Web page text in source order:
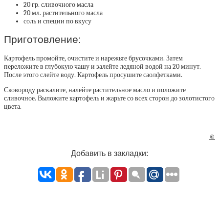
20 гр. сливочного масла
20 мл. растительного масла
соль и специи по вкусу
Приготовление:
Картофель промойте, очистите и нарежьте брусочками. Затем
переложите в глубокую чашу и залейте ледяной водой на 20 минут.
После этого слейте воду. Картофель просушите саолфетками.
Сковороду раскалите, налейте растительное масло и положите
сливочное. Выложите картофель и жарьте со всех сторон до золотистого
цвета.
©
Добавить в закладки: